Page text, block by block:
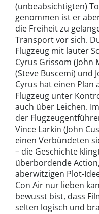
(unbeabsichtigten)
genommen ist er
die Freiheit zu
Transport vor sich.
Flugzeug mit lauter
Cyrus Grissom (John
(Steve Buscemi) und
Cyrus hat einen Plan
Flugzeug unter
auch über Leichen.
der
Vince Larkin (John
einen Verbündeten
– die Geschichte
überbordende
aberwitzigen Plot-
Con Air nur lieben
bewusst bist, dass
selten logisch und